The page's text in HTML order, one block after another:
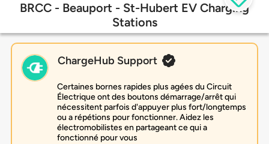
BRCC - Beauport - St-Hubert EV Charging
Stations
ChargeHub Support
Certaines bornes rapides plus agées du Circuit
Électrique ont des boutons démarrage/arrêt qui
nécessitent parfois d'appuyer plus fort/longtemps
ou a répétions pour fonctionner. Aidez les
électromobilistes en partageant ce qui a
fonctionné pour vous